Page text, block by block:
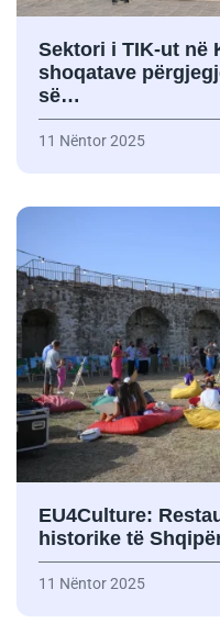
Sektori i TIK-ut në
shoqatave
së…
11 Nëntor 2025
EU4Culture:
historike të
11 Nëntor 2025